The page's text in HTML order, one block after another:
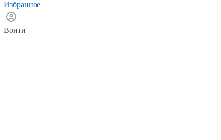
Избранное
Войти